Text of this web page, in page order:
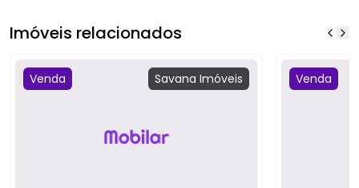
Venda Savana Imóveis Venda
Imóveis relacionados